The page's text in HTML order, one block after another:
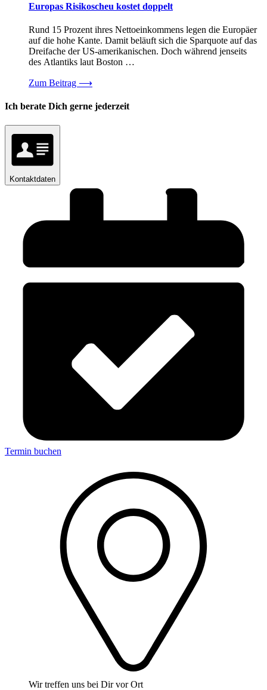
Europas Risikoscheu kostet doppelt
Rund 15 Prozent ihres Nettoeinkommens legen die Europäer
auf die hohe Kante. Damit beläuft sich die Sparquote auf das
Dreifache der US-amerikanischen. Doch während jenseits
des Atlantiks laut Boston …
Zum Beitrag ⟶
Ich berate Dich gerne jederzeit
Kontaktdaten
Termin buchen
Wir treffen uns bei Dir vor Ort